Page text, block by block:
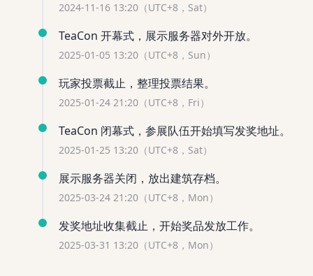
2024-11-16 13:20（UTC+8，Sat）
TeaCon 开幕式，展示服务器对外开放。
2025-01-05 13:20（UTC+8，Sun）
玩家投票截止，整理投票结果。
2025-01-24 21:20（UTC+8，Fri）
TeaCon 闭幕式，参展队伍开始填写发奖地址。
2025-01-25 13:20（UTC+8，Sat）
展示服务器关闭，放出建筑存档。
2025-03-24 21:20（UTC+8，Mon）
发奖地址收集截止，开始奖品发放工作。
2025-03-31 13:20（UTC+8，Mon）